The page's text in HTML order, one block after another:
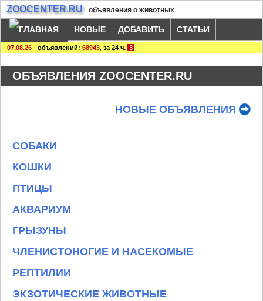
ZOOCENTER.RU объявления о животных
НОВЫЕ ДОБАВИТЬ СТАТЬИ
07.08.26 - объявлений: 68943 за 24 ч. 3
ОБЪЯВЛЕНИЯ ZOOCENTER.RU
НОВЫЕ ОБЪЯВЛЕНИЯ
СОБАКИ
КОШКИ
ПТИЦЫ
АКВАРИУМ
ГРЫЗУНЫ
ЧЛЕНИСТОНОГИЕ И НАСЕКОМЫЕ
РЕПТИЛИИ
ЭКЗОТИЧЕСКИЕ ЖИВОТНЫЕ